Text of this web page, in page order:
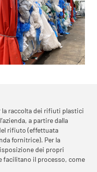
la raccolta dei rifiuti plastici
a partire dalla
rifiuto (effettuata
fornitrice). Per la
dei propri
facilitano il processo, come